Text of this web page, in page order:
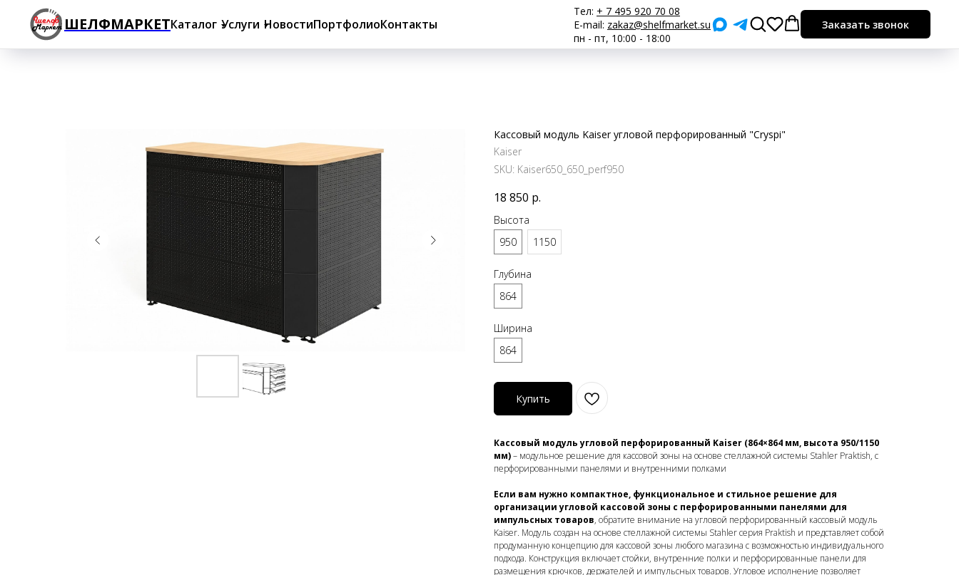
ШЕЛФМАРКЕТКаталог Услуги НовостиПортфолиоКонтакты
Тел: + 7 495 920 70 08
E-mail: zakaz@shelfmarket.su
пн - пт, 10:00 - 18:00
Заказать звонок
Кассовый модуль Kaiser угловой перфорированный "Cryspi"
Kaiser
SKU: Kaiser650_650_perf950
18 850 р.
Высота
950
1150
Глубина
864
Ширина
864
Купить
Кассовый модуль угловой перфорированный Kaiser (864×864 мм, высота 950/1150
мм)– модульное решение для кассовой зоны на основе стеллажной системы Stahler Praktish, с
перфорированными панелями и внутренними полками
Если вам нужно компактное, функциональное и стильное решение для
организации угловой кассовой зоны с перфорированными панелями для
импульсных товаров, обратите внимание на угловой перфорированный кассовый модуль
Kaiser. Модуль создан на основе стеллажной системы Stahler серия Praktish и представляет собой
продуманную концепцию для кассовой зоны любого магазина с возможностью индивидуального
подхода. Конструкция включает стойки, внутренние полки и перфорированные панели для
размещения крючков, держателей и импульсных товаров. Угловое исполнение позволяет